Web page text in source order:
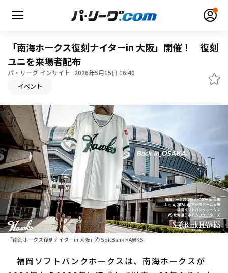
無料アカウント登録
HOME
動画
日程・結果
順位表･成績
1軍公式戦
ファーム東地区
ファーム中地区
選手名鑑
北海道日本ハムファイターズ
「南海ホークス復刻ナイターin 大阪」開催！ 復刻
ユニを来場者配布
パ・リーグ インサイト 2026年5月15日 16:40
イベント
「南海ホークス復刻ナイターin 大阪」Ⓒ SoftBank HAWKS
福岡ソフトバンクホークスは、南海ホークスが